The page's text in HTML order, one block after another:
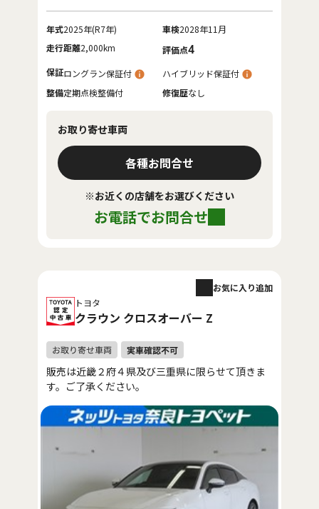
年式2025年(R7年) 車検2028年11月
走行距離2,000km 評価点4
保証ロングラン保証付
ハイブリッド保証付
整備定期点検整備付 修復歴なし
お取り寄せ車両
各種お問合せ
※お近くの店舗をお選びください
お電話でお問合せ
トヨタ
クラウン クロスオーバー Z
お気に入り追加
販売は近畿２府４県及び三重県に限らせて頂きま
す。ご了承ください。